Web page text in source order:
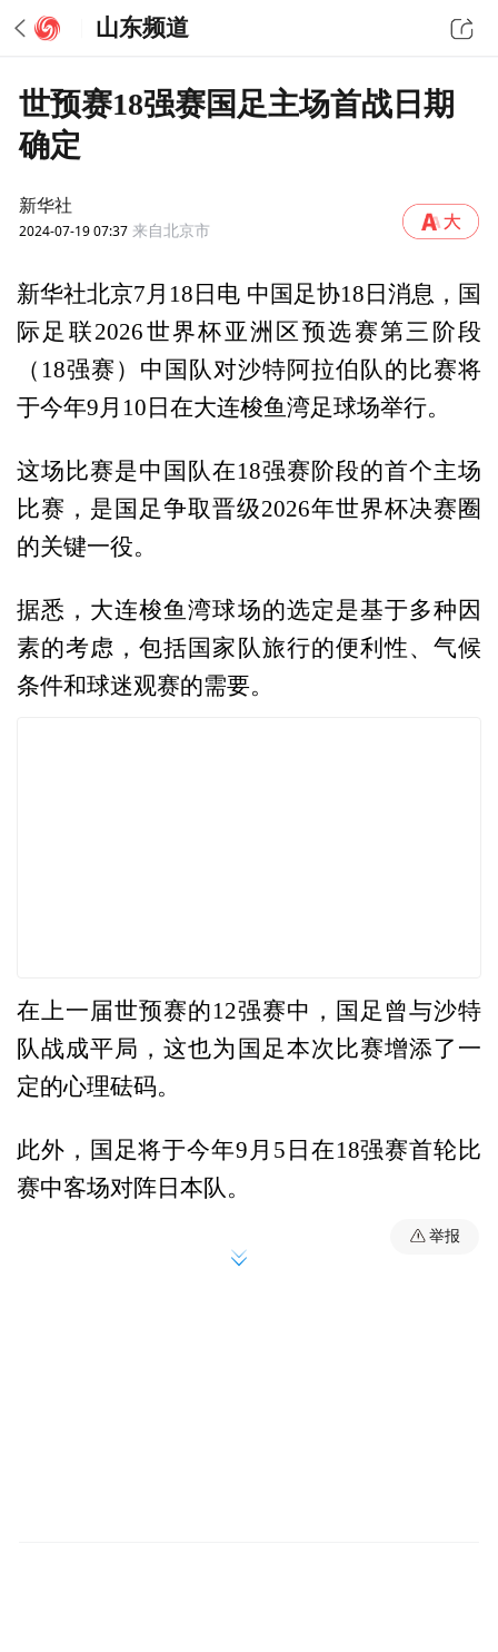
山东频道
世预赛18强赛国足主场首战日期
确定
新华社
2024-07-19 07:37 来自北京市
新华社北京7月18日电 中国足协18日消息，国
际足联2026世界杯亚洲区预选赛第三阶段
（18强赛）中国队对沙特阿拉伯队的比赛将
于今年9月10日在大连梭鱼湾足球场举行。
这场比赛是中国队在18强赛阶段的首个主场
比赛，是国足争取晋级2026年世界杯决赛圈
的关键一役。
据悉，大连梭鱼湾球场的选定是基于多种因
素的考虑，包括国家队旅行的便利性、气候
条件和球迷观赛的需要。
在上一届世预赛的12强赛中，国足曾与沙特
队战成平局，这也为国足本次比赛增添了一
定的心理砝码。
此外，国足将于今年9月5日在18强赛首轮比
赛中客场对阵日本队。
举报